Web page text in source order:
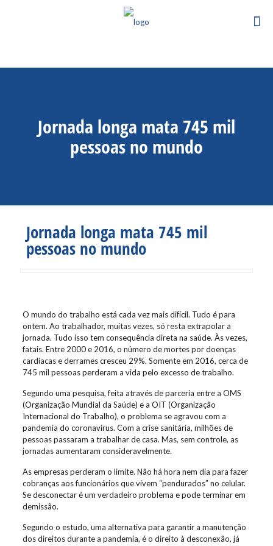
Jornada longa mata 745 mil
pessoas no mundo
Jornada longa mata 745 mil
pessoas no mundo
O mundo do trabalho está cada vez mais difícil. Tudo é para
ontem. Ao trabalhador, muitas vezes, só resta extrapolar a
jornada. Tudo isso tem consequência direta na saúde. Às vezes,
fatais. Entre 2000 e 2016, o número de mortes por doenças
cardíacas e derrames cresceu 29%. Somente em 2016, cerca de
745 mil pessoas perderam a vida pelo excesso de trabalho.
Segundo uma pesquisa, feita através de parceria entre a OMS
(Organização Mundial da Saúde) e a OIT (Organização
Internacional do Trabalho), o problema se agravou com a
pandemia do coronavírus. Com a crise sanitária, milhões de
pessoas passaram a trabalhar de casa. Mas, sem controle, as
jornadas aumentaram consideravelmente.
As empresas perderam o limite. Não há hora nem dia para fazer
cobranças aos funcionários que vivem “pendurados” no celular.
Se desconectar é um verdadeiro problema e pode terminar em
demissão.
Segundo o estudo, uma alternativa para garantir a manutenção
dos direitos durante a pandemia, é o direito à desconexão, já